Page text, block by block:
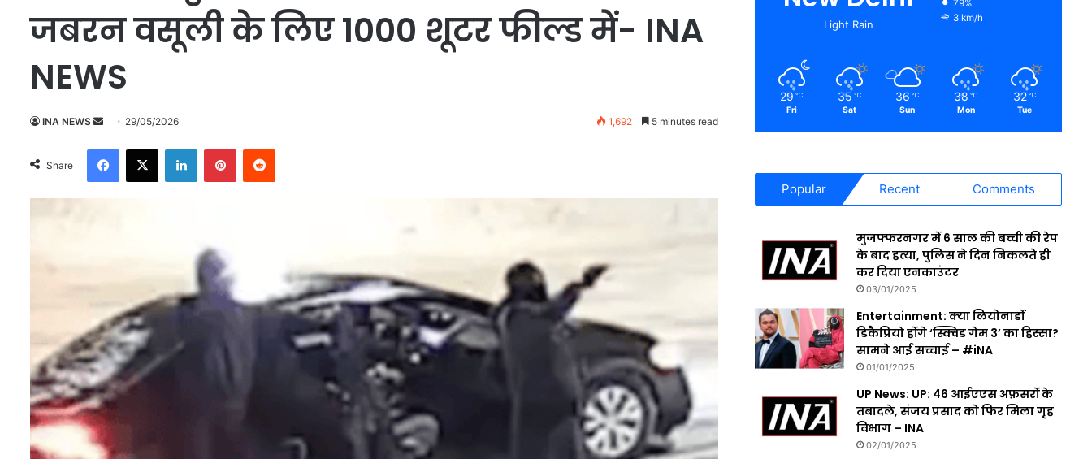
जबरन वसूली के लिए 1000 शूटर फील्ड में- INA
NEWS
INA NEWS
n
d
a
l
29/05/2026 1,692 5 minutes read
Share
Light Rain
79%
3 km/h
29 ℃
Fri
35 ℃
Sat
36 ℃
Sun
38 ℃
Mon
32 ℃
Tue
Popular Recent Comments
मुजफ्फरनगर में 6 साल की बच्ची की रेप
के बाद हत्या, पुलिस ने दिन निकलते ही
कर दिया एनकाउंटर
03/01/2025
Entertainment: क्या लियोनार्डो
डिकैप्रियो होंगे ‘स्क्विड गेम 3’ का हिस्सा?
सामने आई सच्चाई – #iNA
01/01/2025
UP News: UP: 46 आईएएस अफ़सरों के
तबादले, संजय प्रसाद को फिर मिला गृह
विभाग – INA
02/01/2025